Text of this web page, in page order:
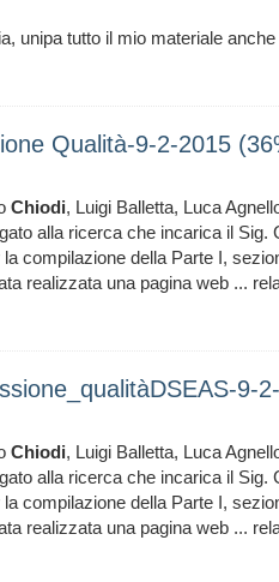
unipa tutto il mio materiale
Qualità-9-2-2015
Chiodi, Luigi Balletta, Luca
alla ricerca che incarica il Sig.
compilazione della Parte I,
realizzata una pagina web ...
9-
Chiodi, Luigi Balletta, Luca
alla ricerca che incarica il Sig.
compilazione della Parte I,
realizzata una pagina web ...